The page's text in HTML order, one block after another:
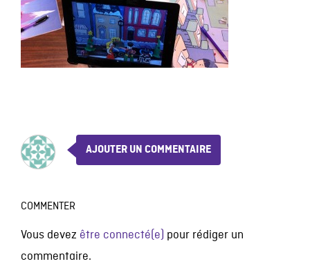
AJOUTER UN COMMENTAIRE
COMMENTER
Vous devez être connecté(e) pour rédiger un
commentaire.